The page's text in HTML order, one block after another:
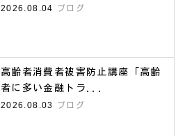
2026.08.04
ブログ
高齢者消費者被害防止講座「高齢
者に多い金融トラ...
2026.08.03
ブログ